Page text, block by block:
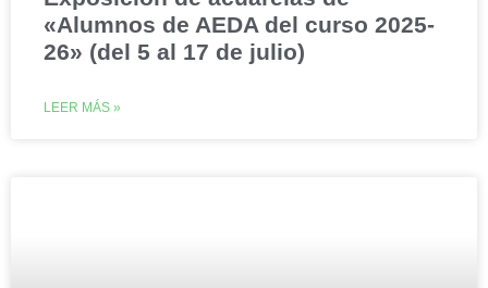
«Alumnos de AEDA del curso 2025-
26» (del 5 al 17 de julio)
LEER MÁS »